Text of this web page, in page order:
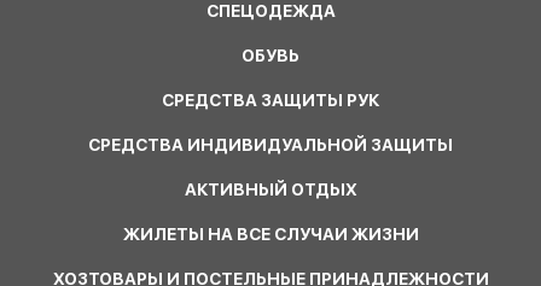
СПЕЦОДЕЖДА
ОБУВЬ
СРЕДСТВА ЗАЩИТЫ РУК
СРЕДСТВА ИНДИВИДУАЛЬНОЙ ЗАЩИТЫ
АКТИВНЫЙ ОТДЫХ
ЖИЛЕТЫ НА ВСЕ СЛУЧАИ ЖИЗНИ
ХОЗТОВАРЫ И ПОСТЕЛЬНЫЕ ПРИНАДЛЕЖНОСТИ